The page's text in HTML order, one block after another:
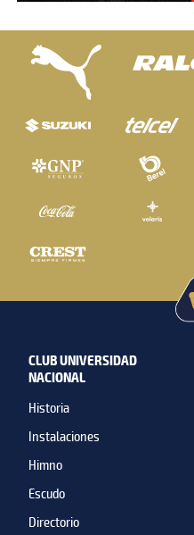
CLUB UNIVERSIDAD
NACIONAL
Historia
Instalaciones
Himno
Escudo
Directorio